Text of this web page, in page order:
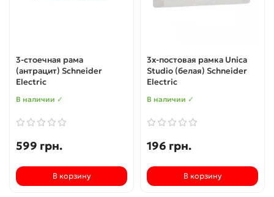
3-стоечная рама
(антрацит) Schneider
Electric
В наличии ✓
599 грн.
В корзину
3х-постовая рамка Unica
Studio (белая) Schneider
Electric
В наличии ✓
196 грн.
В корзину